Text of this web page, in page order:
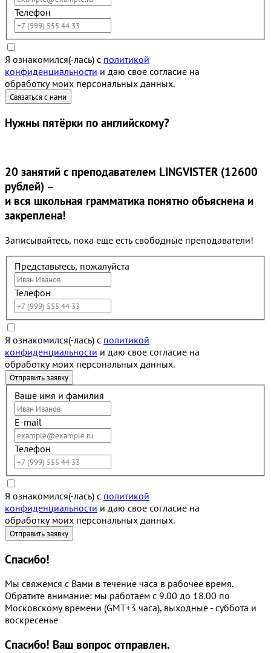
Телефон
Я ознакомился(-лась) с политикой
конфиденциальности и даю свое согласие на
обработку моих персональных данных.
Нужны пятёрки по английскому?
20 занятий с преподавателем LINGVISTER (12600
рублей) –
и вся школьная грамматика понятно объяснена и
закреплена!
Записывайтесь, пока еще есть свободные преподаватели!
Представьтесь, пожалуйста
Телефон
Я ознакомился(-лась) с политикой
конфиденциальности и даю свое согласие на
обработку моих персональных данных.
Ваше имя и фамилия
E-mail
Телефон
Я ознакомился(-лась) с политикой
конфиденциальности и даю свое согласие на
обработку моих персональных данных.
Спасибо!
Мы свяжемся с Вами в течение часа в рабочее время.
Обратите внимание: мы работаем с 9.00 до 18.00 по
Московскому времени (GMT+3 часа), выходные - суббота и
воскресенье
Спасибо! Ваш вопрос отправлен.